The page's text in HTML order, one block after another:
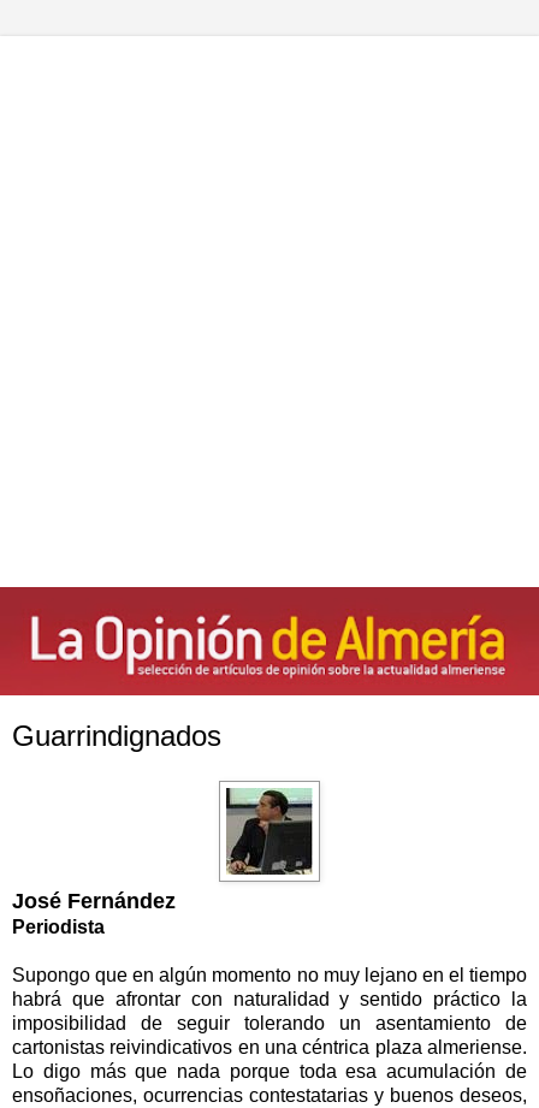
Guarrindignados
José Fernández
Periodista
Supongo que en algún momento no muy lejano en el tiempo
habrá que afrontar con naturalidad y sentido práctico la
imposibilidad de seguir tolerando un asentamiento de
cartonistas reivindicativos en una céntrica plaza almeriense.
Lo digo más que nada porque toda esa acumulación de
ensoñaciones, ocurrencias contestatarias y buenos deseos,